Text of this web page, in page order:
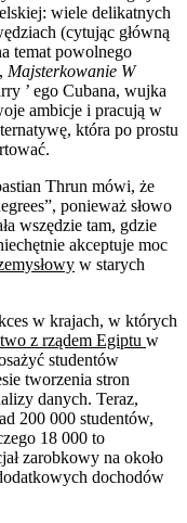
wiele delikatnych
(cytując główną
temat powolnego
Majsterkowanie W
’ ego Cubana, wujka
ambicje i pracują w
która po prostu
Thrun mówi, że
ponieważ słowo
wszędzie tam, gdzie
akceptuje moc
w starych
w krajach, w których
z rządem Egiptu w
studentów
tworzenia stron
danych. Teraz,
200 000 studentów,
18 000 to
zarobkowy na około
dochodów